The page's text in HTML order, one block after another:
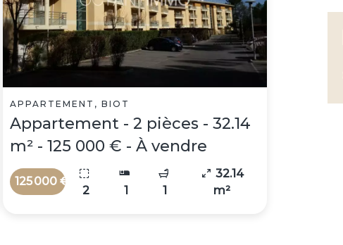
APPARTEMENT, BIOT
Appartement - 2 pièces - 32.14
m² - 125 000 € - À vendre
125 000 €
2 1 1
32.14
m²